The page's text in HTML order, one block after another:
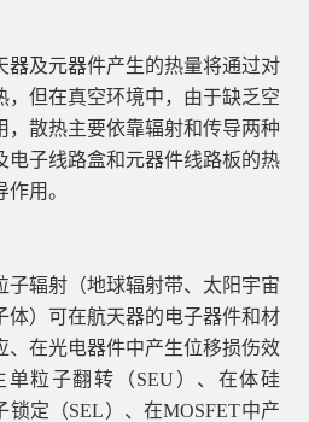
器及元器件产生的热量将通过对
，但在真空环境中，由于缺乏空
，散热主要依靠辐射和传导两种
电子线路盒和元器件线路板的热
用。
子辐射（地球辐射带、太阳宇宙
体）可在航天器的电子器件和材
、在光电器件中产生位移损伤效
粒子翻转（SEU）、在体硅
锁定（SEL）、在MOSFET中产